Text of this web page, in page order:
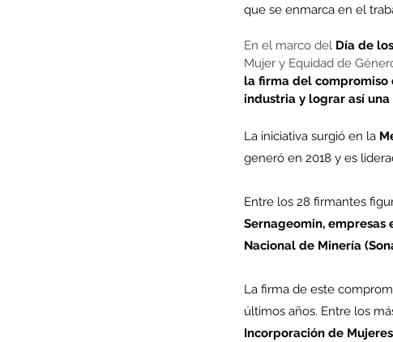
que se enmarca en el
En el marco del Día de
Mujer y Equidad de
la firma del compromiso
industria y lograr así
La iniciativa surgió en la
generó en 2018 y es
Entre los 28 firmantes
Sernageomin, empresas
Nacional de Minería
La firma de este
últimos años. Entre los
Incorporación de